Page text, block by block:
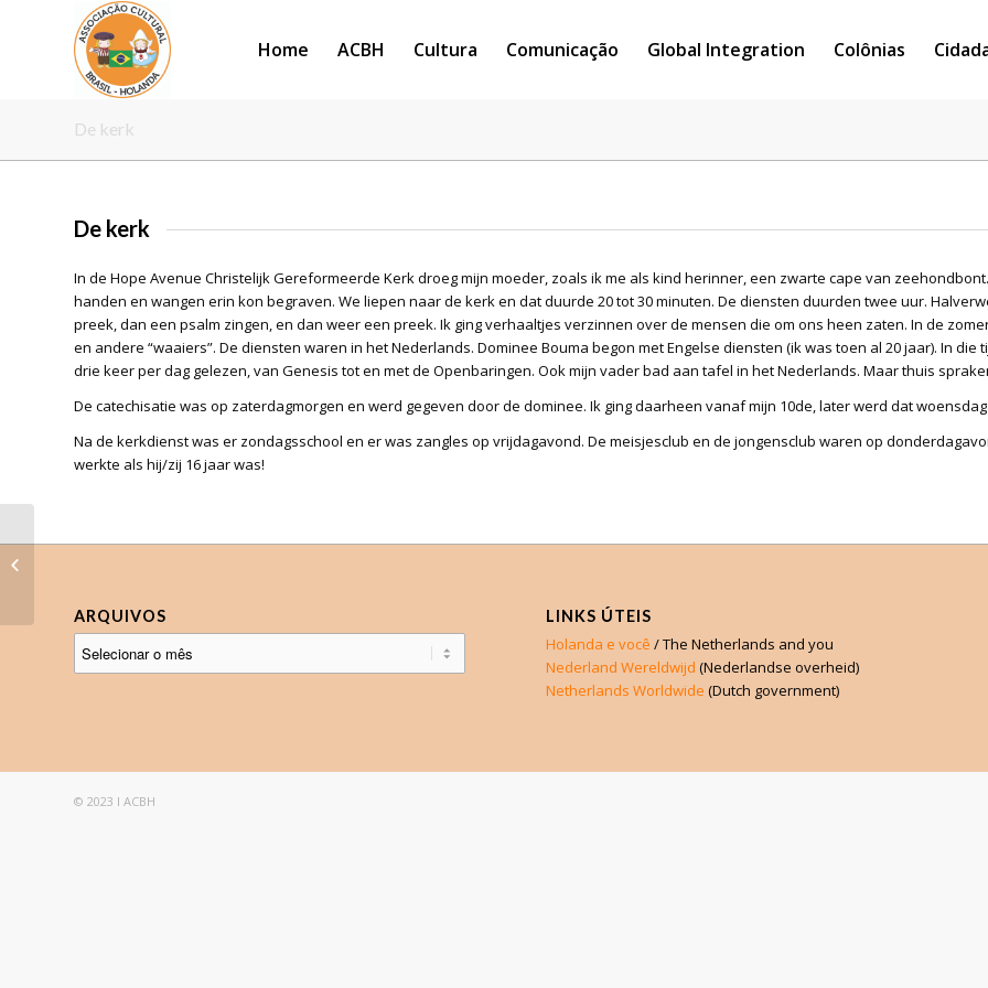
Home ACBH Cultura Comunicação Global Integration Colônias
De kerk
De kerk
In de Hope Avenue Christelijk Gereformeerde Kerk droeg mijn moeder, zoals ik me als kind herinner, een zwarte cape van
handen en wangen erin kon begraven. We liepen naar de kerk en dat duurde 20 tot 30 minuten. De diensten duurden twee uur.
preek, dan een psalm zingen, en dan weer een preek. Ik ging verhaaltjes verzinnen over de mensen die om ons heen zaten. In de
en andere “waaiers”. De diensten waren in het Nederlands. Dominee Bouma begon met Engelse diensten (ik was toen al 20 jaar). In
drie keer per dag gelezen, van Genesis tot en met de Openbaringen. Ook mijn vader bad aan tafel in het Nederlands. Maar thuis
De catechisatie was op zaterdagmorgen en werd gegeven door de dominee. Ik ging daarheen vanaf mijn 10de, later werd dat
Na de kerkdienst was er zondagsschool en er was zangles op vrijdagavond. De meisjesclub en de jongensclub waren op
werkte als hij/zij 16 jaar was!
ARQUIVOS LINKS ÚTEIS
Holanda e você / The Netherlands and you
Nederland Wereldwijd (Nederlandse overheid)
Netherlands Worldwide (Dutch government)
© 2023 I ACBH